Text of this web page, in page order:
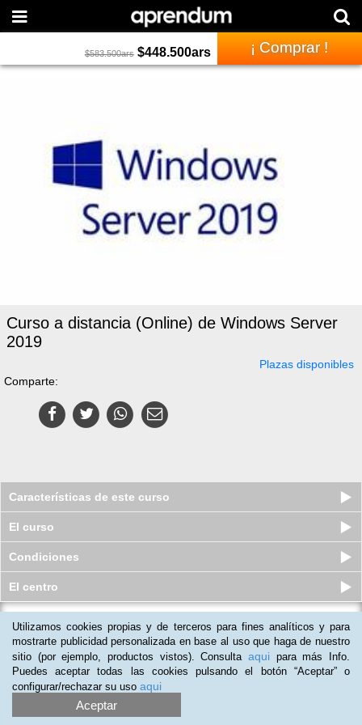
$583.500ars $448.500ars ¡ Comprar !
Curso a distancia (Online) de Windows Server
2019
Plazas disponibles
Comparte:
Características de este curso
El curso
Condiciones
El centro
Curso a distancia (Online) de
Internet Seguro
Plazas agotadas
$127.487 ars $63.254ars
Utilizamos cookies propias y de terceros para fines analíticos y para
mostrarte publicidad personalizada en base al uso que haga de nuestro
sitio (por ejemplo, productos vistos). Consulta aqui para más Info.
Puedes aceptar todas las cookies pulsando el botón “Aceptar” o
configurar/rechazar su uso aqui
Aceptar